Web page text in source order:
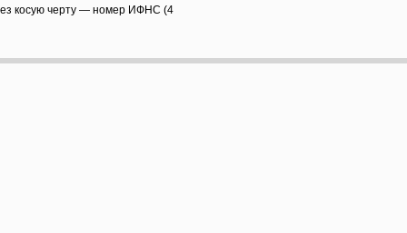
косую черту — номер ИФНС (4